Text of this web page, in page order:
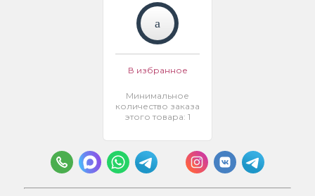
В избранное
Минимальное
количество заказа
этого товара: 1